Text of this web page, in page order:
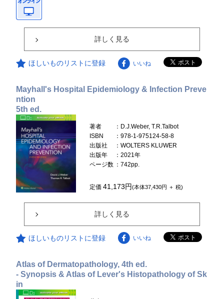
詳しく見る
ほしいものリストに登録 いいね
Mayhall's Hospital Epidemiology & Infection Preve
ntion
5th ed.
著者
：D.J.Weber, T.R.Talbot
ISBN
：978-1-975124-58-8
出版社
：WOLTERS KLUWER
出版年
：2021年
ページ数 ：742pp.
定価41,173円(本体37,430円 ＋ 税)
詳しく見る
ほしいものリストに登録 いいね
Atlas of Dermatopathology, 4th ed.
- Synopsis & Atlas of Lever's Histopathology of Sk
in